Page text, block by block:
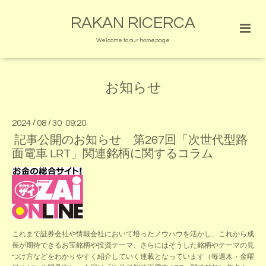
RAKAN RICERCA
Welcome to our homepage
お知らせ
2024 / 08 /30 09:20
記事公開のお知らせ 第267回「次世代型路
面電車 LRT」関連銘柄に関するコラム
これまで証券会社や情報会社において培ったノウハウを活かし、これから成
長が期待できるお宝銘柄や投資テーマ、さらにはそうした銘柄やテーマの見
つけ方などをわかりやすく紹介していく連載となっています（毎週木・金曜